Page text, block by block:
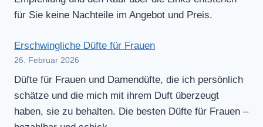
für Sie keine Nachteile im Angebot und Preis.
Erschwingliche Düfte für Frauen
26. Februar 2026
Düfte für Frauen und Damendüfte, die ich persönlich
schätze und die mich mit ihrem Duft überzeugt
haben, sie zu behalten. Die besten Düfte für Frauen –